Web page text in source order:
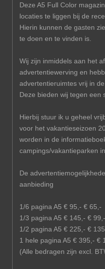
Deze A5 Full Color
locaties te liggen bij de
Hierin kunnen de gasten
te doen en te vinden is.
Wij zijn inmiddels aan het
advertentiewerving en
advertentieruimtes vrij in
Deze bieden wij tegen een
Hierbij stuur ik u geheel
voor het vakantieseizoen
worden in de
campings/vakantieparken
De
aanbieding
1/6 pagina A5 € 95,- € 65,-
1/3 pagina A5 € 145,- € 99,-
1/2 pagina A5 € 225,- €
1 hele pagina A5 € 395,- €
(Alle bedragen zijn excl.